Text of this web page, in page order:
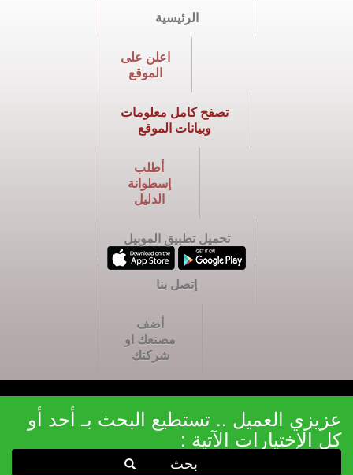
الرئيسية
اعلن على
الموقع
تصفح كامل معلومات
وبيانات الموقع
أطلب
إسطوانة
الدليل
تحميل تطبيق الموبيل
إتصل بنا
أضف
مصنعك او
شركتك
عزيزي العميل .. تستطيع البحث بـ أحد أو
كل الإختيارات الآتية :